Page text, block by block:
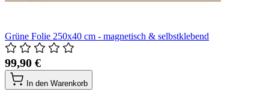
Grüne Folie 250x40 cm - magnetisch & selbstklebend
99,90 €
In den Warenkorb